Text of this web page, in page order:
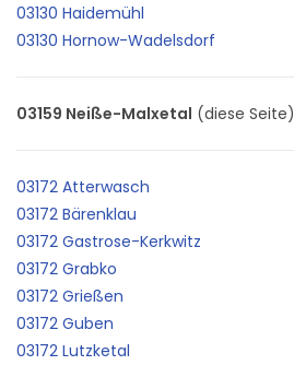
03130 Haidemühl
03130 Hornow-Wadelsdorf
03159 Neiße-Malxetal (diese Seite)
03172 Atterwasch
03172 Bärenklau
03172 Gastrose-Kerkwitz
03172 Grabko
03172 Grießen
03172 Guben
03172 Lutzketal